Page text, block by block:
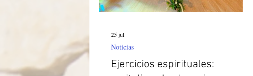
Ejercicios espirituales:
Noticias
25 jul